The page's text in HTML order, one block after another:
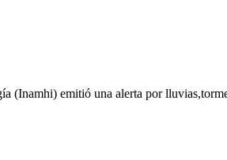
(Inamhi) emitió una alerta por